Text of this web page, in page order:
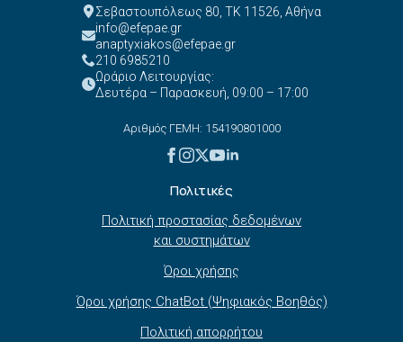
Σεβαστουπόλεως 80, ΤΚ 11526, Αθήνα
info@efepae.gr
anaptyxiakos@efepae.gr
210 6985210
Ωράριο Λειτουργίας:
Δευτέρα – Παρασκευή, 09:00 – 17:00
Αριθμός ΓΕΜΗ: 154190801000
Πολιτικές
Πολιτική προστασίας δεδομένων
και συστημάτων
Όροι χρήσης
Όροι χρήσης ChatBot (Ψηφιακός Βοηθός)
Πολιτική απορρήτου